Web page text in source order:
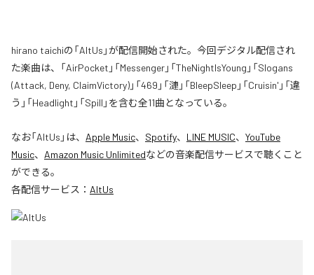
hirano taichiの「AltUs」が配信開始された。今回デジタル配信され
た楽曲は、「AirPocket」「Messenger」「TheNightIsYoung」「Slogans
(Attack, Deny, ClaimVictory)」「469」「漣」「BleepSleep」「Cruisin'」「違
う」「Headlight」「Spill」を含む全11曲となっている。
なお「AltUs 」は、 Apple Music、 Spotify、 LINE MUSIC、 YouTube
Music、 Amazon Music Unlimitedなどの音楽配信サービスで聴くこと
ができる。
各配信サービス： AltUs